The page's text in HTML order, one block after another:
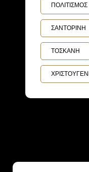
ΠΟΛΙΤΙΣΜΟΣ
ΣΑΝΤΟΡΙΝΗ
ΤΟΣΚΑΝΗ